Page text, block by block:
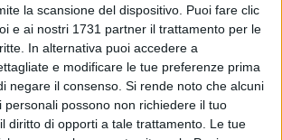
la scansione del dispositivo. Puoi fare clic
e ai nostri 1731 partner il trattamento per le
In alternativa puoi accedere a
e modificare le tue preferenze prima
negare il consenso. Si rende noto che alcuni
personali possono non richiedere il tuo
diritto di opporti a tale trattamento. Le tue
- 9 MAGGIO 2010
anche tu
- 4 MAGGIO 2010